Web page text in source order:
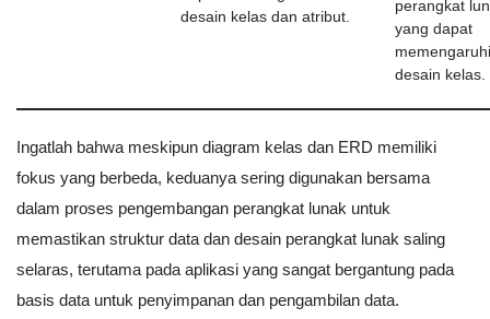
desain kelas dan atribut.
perangkat
yang dapat
memengaruhi
desain kelas.
Ingatlah bahwa meskipun diagram kelas dan ERD memiliki
fokus yang berbeda, keduanya sering digunakan bersama
dalam proses pengembangan perangkat lunak untuk
memastikan struktur data dan desain perangkat lunak saling
selaras, terutama pada aplikasi yang sangat bergantung pada
basis data untuk penyimpanan dan pengambilan data.